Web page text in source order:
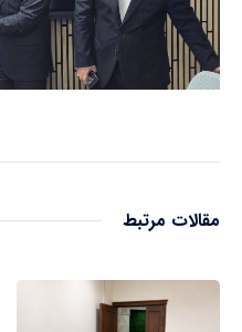
مقالات مرتبط